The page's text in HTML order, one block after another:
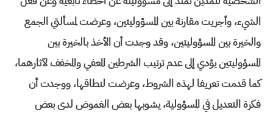
الشيء، وأجريت مقارنة بين المسؤوليتين، وعرضت لمسألتي الجمع
والخيرة بين المسؤوليتين، وقد وجدت أن الأخذ بالخيرة بين
المسؤوليتين يؤدي إلى عدم ترتيب الشرطين المعفي والمخفف لآثارهما،
كما قدمت تعريفا لهذه الشروط، وعرضت لنطاقها، ووجدت أن
فكرة التعديل في المسؤولية، يشوبها بعض الغموض لدى بعض